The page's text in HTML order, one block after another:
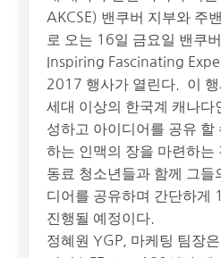
AKCSE) 밴쿠버 지부와 주
로 오는 16일 금요일 밴쿠
Inspiring Fascinating
2017 행사가 열린다. 이
세대 이상의 한국계 캐나다
성하고 아이디어를 공유 할
하는 인맥의 장을 마련하
동료 청소년들과 함께 그들
디어를 공유하며 간단하게
진행될 예정이다.
정혜원 YGP, 마케팅 팀장